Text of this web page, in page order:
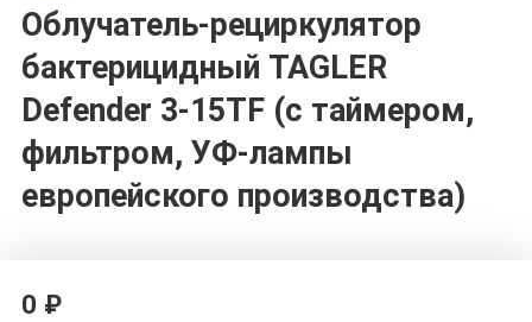
Облучатель-рециркулятор
бактерицидный TAGLER
Defender 3-15TF (с таймером,
фильтром, УФ-лампы
европейского производства)
0 ₽